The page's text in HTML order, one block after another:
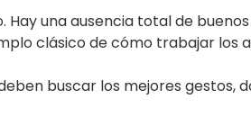
una ausencia total de
clásico de cómo trabajar los
buscar los mejores gestos,